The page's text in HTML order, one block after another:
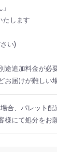
たします
い)
途追加料金が必
お届けが難しい
合、パレット
にて処分をお